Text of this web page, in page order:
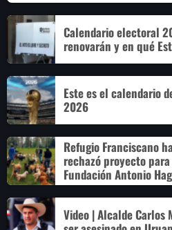
Calendario electoral
renovarán y en qué
Este es el calendario
2026
Refugio Franciscano
rechazó proyecto
Fundación Antonio
Video | Alcalde Carlos